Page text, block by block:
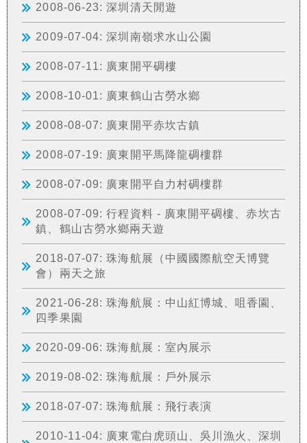
2008-06-23: 深圳清天閒遊
2009-07-04: 深圳南嶺求水山公園
2008-07-11: 廣東開平碉樓
2008-10-01: 廣東鶴山古勞水鄉
2008-08-07: 廣東開平赤坎古鎮
2008-07-19: 廣東開平馬降龍碉樓群
2008-07-09: 廣東開平自力村碉樓群
2008-07-09: 行程資料 - 廣東開平碉樓、赤坎古
鎮、鶴山古勞水鄉兩天遊
2018-07-07: 珠海航展（中國國際航空天博覽
會）兩天之旅
2021-06-28: 珠海航展：中山紅博城、咀香園、
四季果園
2020-09-06: 珠海航展：室內展示
2019-08-02: 珠海航展：戶外展示
2018-07-07: 珠海航展：飛行表演
2010-11-04: 廣東電白虎頭山、吳川漁火、深圳